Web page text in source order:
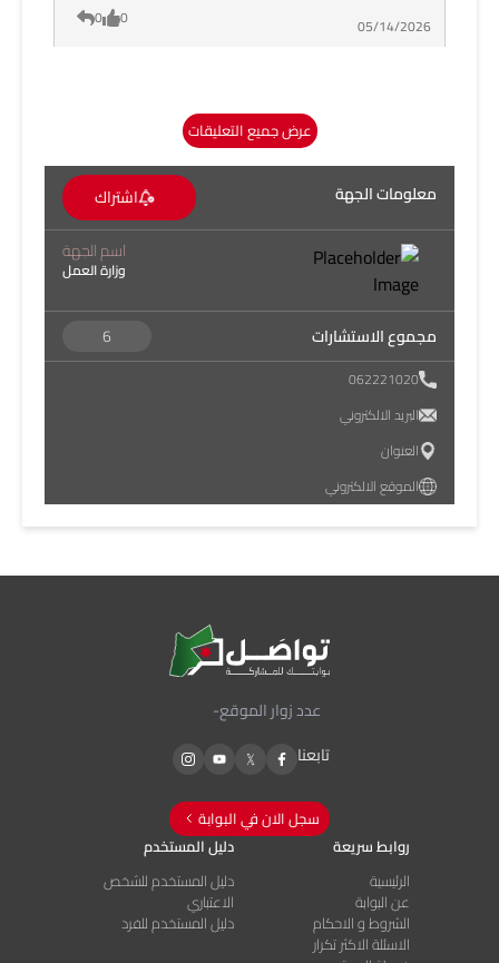
05/14/2026
0
0
عرض جميع التعليقات
معلومات الجهة
اشتراك
اسم الجهة
وزارة العمل
مجموع الاستشارات 6
062221020
البريد الالكتروني
العنوان
الموقع الالكتروني
عدد زوار الموقع-
تابعنا
سجل الان في البوابة
روابط سريعة
الرئيسية
عن البوابة
الشروط و الاحكام
الاسئلة الاكثر تكرار
دليل المستخدم
دليل المستخدم للشخص
الاعتباري
دليل المستخدم للفرد